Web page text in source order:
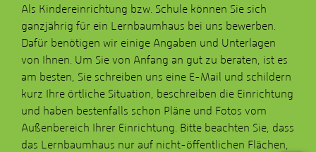
Als Kindereinrichtung bzw. Schule können Sie sich
ganzjährig für ein Lernbaumhaus bei uns bewerben.
Dafür benötigen wir einige Angaben und Unterlagen
von Ihnen. Um Sie von Anfang an gut zu beraten, ist es
am besten, Sie schreiben uns eine E-Mail und schildern
kurz Ihre örtliche Situation, beschreiben die Einrichtung
und haben bestenfalls schon Pläne und Fotos vom
Außenbereich Ihrer Einrichtung. Bitte beachten Sie, dass
das Lernbaumhaus nur auf nicht-öffentlichen Flächen,